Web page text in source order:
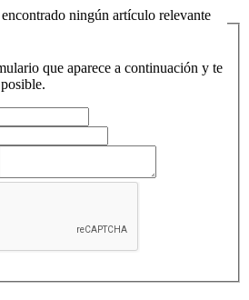
ningún artículo relevante
que aparece a continuación y te